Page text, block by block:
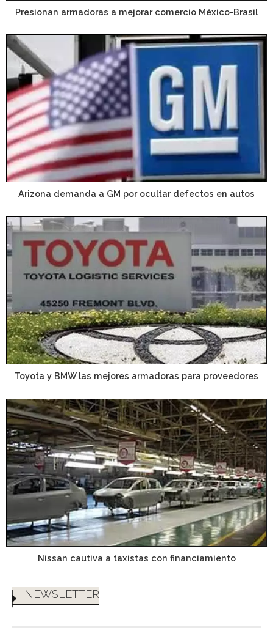
Presionan armadoras a mejorar comercio México-Brasil
Arizona demanda a GM por ocultar defectos en autos
Toyota y BMW las mejores armadoras para proveedores
Nissan cautiva a taxistas con financiamiento
NEWSLETTER